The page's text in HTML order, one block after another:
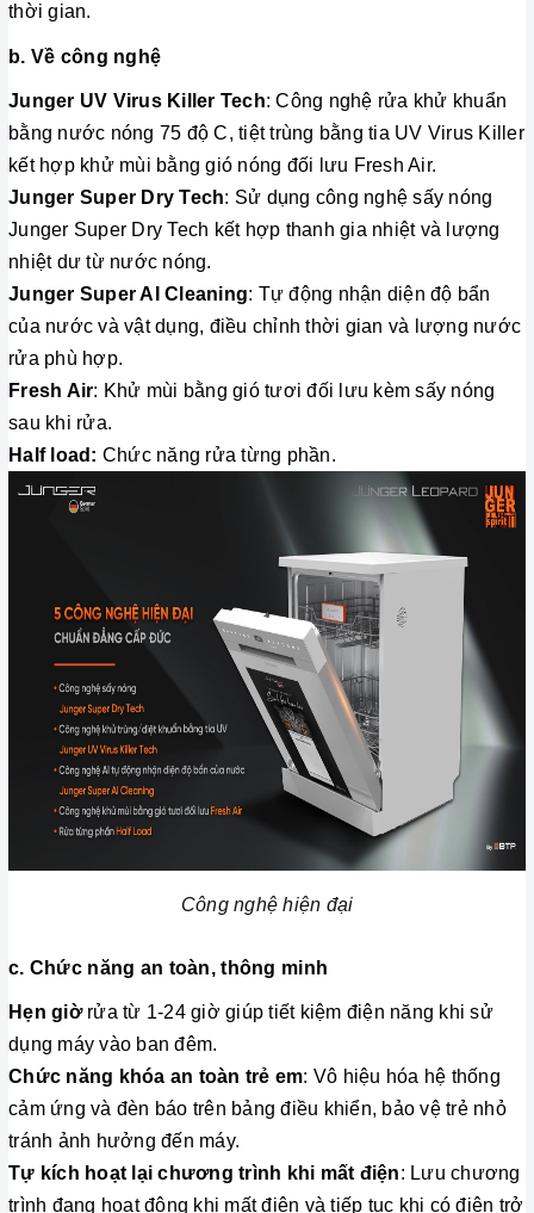
thời gian.
b. Về công nghệ
Junger UV Virus Killer Tech: Công nghệ rửa khử khuẩn
bằng nước nóng 75 độ C, tiệt trùng bằng tia UV Virus Killer
kết hợp khử mùi bằng gió nóng đối lưu Fresh Air.
Junger Super Dry Tech: Sử dụng công nghệ sấy nóng
Junger Super Dry Tech kết hợp thanh gia nhiệt và lượng
nhiệt dư từ nước nóng.
Junger Super AI Cleaning: Tự động nhận diện độ bẩn
của nước và vật dụng, điều chỉnh thời gian và lượng nước
rửa phù hợp.
Fresh Air: Khử mùi bằng gió tươi đối lưu kèm sấy nóng
sau khi rửa.
Half load: Chức năng rửa từng phần.
Công nghệ hiện đại
c. Chức năng an toàn, thông minh
Hẹn giờrửa từ 1-24 giờ giúp tiết kiệm điện năng khi sử
dụng máy vào ban đêm.
Chức năng khóa an toàn trẻ em: Vô hiệu hóa hệ thống
cảm ứng và đèn báo trên bảng điều khiển, bảo vệ trẻ nhỏ
tránh ảnh hưởng đến máy.
Tự kích hoạt lại chương trình khi mất điện: Lưu chương
trình đang hoạt động khi mất điện và tiếp tục khi có điện trở